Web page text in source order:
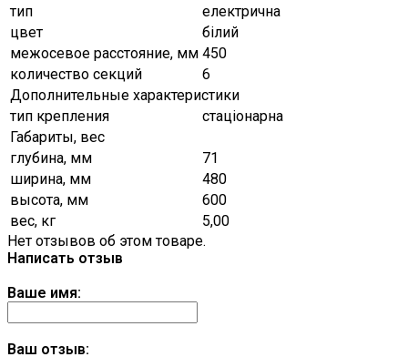
тип
електрична
цвет
білий
межосевое расстояние, мм 450
количество секций
6
Дополнительные характеристики
тип крепления
стаціонарна
Габариты, вес
глубина, мм
71
ширина, мм
480
высота, мм
600
вес, кг
5,00
Нет отзывов об этом товаре.
Написать отзыв
Ваше имя:
Ваш отзыв: